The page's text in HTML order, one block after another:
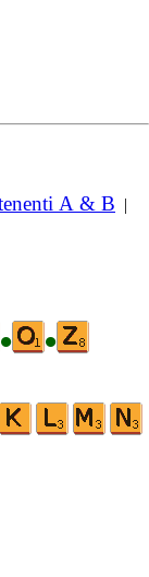
A & B |
• •